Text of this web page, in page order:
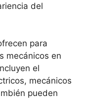
del
para
mecánicos en
el
mecánicos
pueden